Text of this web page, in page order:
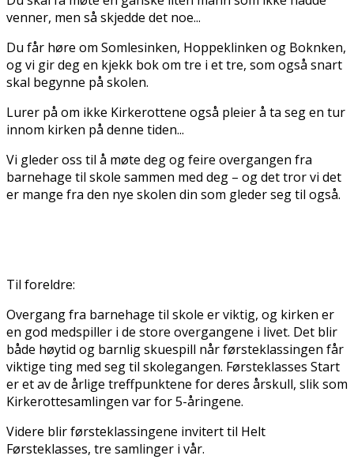
venner, men så skjedde det noe...
Du får høre om Somlesinken, Hoppeklinken og Bokfinken,
og vi gir deg en kjekk bok om tre i et tre, som også snart
skal begynne på skolen.
Lurer på om ikke Kirkerottene også pleier å ta seg en tur
innom kirken på denne tiden...
Vi gleder oss til å møte deg og feire overgangen fra
barnehage til skole sammen med deg – og det tror vi det
er mange fra den nye skolen din som gleder seg til også.
Til foreldre:
Overgang fra barnehage til skole er viktig, og kirken er
en god medspiller i de store overgangene i livet. Det blir
både høytid og barnlig skuespill når førsteklassingen får
viktige ting med seg til skolegangen. Førsteklasses Start
er et av de årlige treffpunktene for deres årskull, slik som
Kirkerottesamlingen var for 5-åringene.
Videre blir førsteklassingene invitert til Helt
Førsteklasses, tre samlinger i vår.